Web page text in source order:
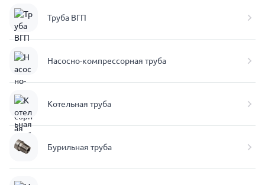
Труба ВГП
Насосно-компрессорная труба
Котельная труба
Бурильная труба